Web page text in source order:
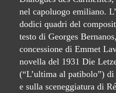
nel capoluogo emiliano.
dodici quadri del
testo di Georges
concessione di Emmet
novella del 1931 Die
(“L’ultima al patibolo”)
e sulla sceneggiatura di